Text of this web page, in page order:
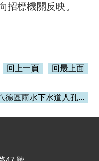
招標機關反映。
回上一頁 回最上面
德區雨水下水道人孔...